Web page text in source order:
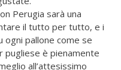
Perugia sarà una
il tutto per tutto, e i
pallone come se
pugliese è pienamente
all’attesissimo